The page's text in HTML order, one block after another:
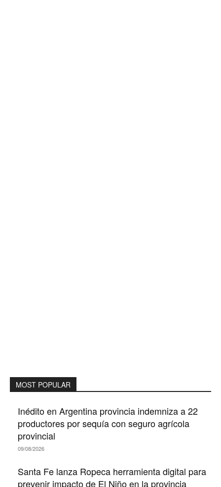
MOST POPULAR
Inédito en Argentina provincia indemniza a 22
productores por sequía con seguro agrícola
provincial
09/08/2026
Santa Fe lanza Ropeca herramienta digital para
prevenir impacto de El Niño en la provincia